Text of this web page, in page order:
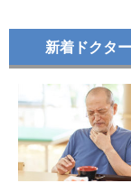
新着ドクタ